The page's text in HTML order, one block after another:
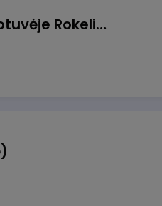
Pardavėjas (-a) naujoje parduotuvėje Rokeliuose (NEMOKAMAS TRANSPORTAS)